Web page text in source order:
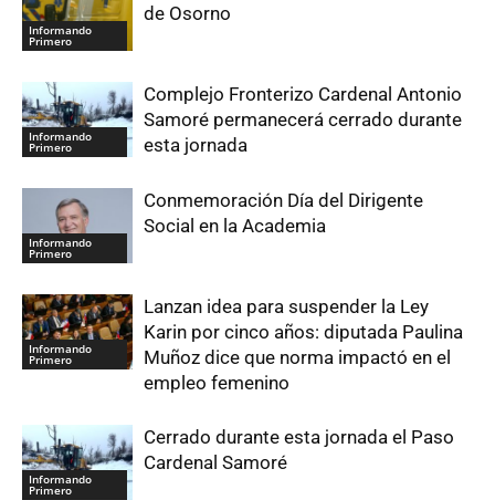
Informando
Primero
de Osorno
Informando
Primero
Complejo Fronterizo Cardenal Antonio
Samoré permanecerá cerrado durante
esta jornada
Informando
Primero
Conmemoración Día del Dirigente
Social en la Academia
Informando
Primero
Lanzan idea para suspender la Ley
Karin por cinco años: diputada Paulina
Muñoz dice que norma impactó en el
empleo femenino
Informando
Primero
Cerrado durante esta jornada el Paso
Cardenal Samoré